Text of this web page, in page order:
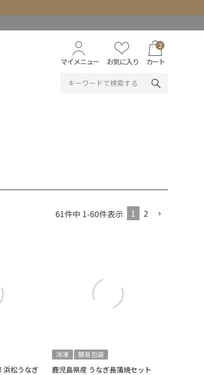
マイメニュー お気に入り
2
カート
61件中 1-60件表示 1 2
浜松うなぎ
冷凍 簡易包装
鹿児島県産 うなぎ長蒲焼セット